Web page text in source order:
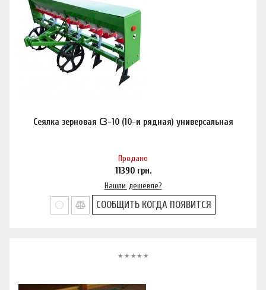
Сеялка зерновая СЗ-10 (10-и рядная) универсальная
Продано
11390грн.
Нашли дешевле?
СООБЩИТЬ КОГДА ПОЯВИТСЯ